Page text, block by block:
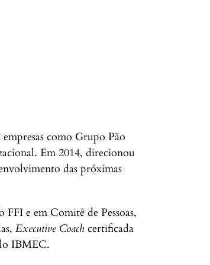
como Grupo Pão
Em 2014, direcionou
das próximas
FFI e em Comitê de Pessoas,
Executive Coach certificada
IBMEC.